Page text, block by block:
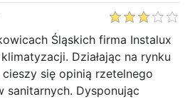
Śląskich firma Instalux
Działając na rynku
się opinią rzetelnego
sanitarnych. Dysponując